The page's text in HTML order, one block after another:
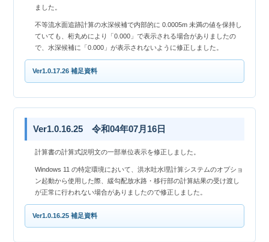
ました。
不等流水面追跡計算の水深候補で内部的に 0.0005m 未満の値を保持し
ていても、桁丸めにより「0.000」で表示される場合がありましたの
で、水深候補に「0.000」が表示されないように修正しました。
Ver1.0.17.26 補足資料
Ver1.0.16.25 令和04年07月16日
計算書の計算式説明文の一部単位表示を修正しました。
Windows 11 の特定環境において、洪水吐水理計算システムのオプショ
ン起動から使用した際、緩勾配放水路・移行部の計算結果の受け渡し
が正常に行われない場合がありましたので修正しました。
Ver1.0.16.25 補足資料